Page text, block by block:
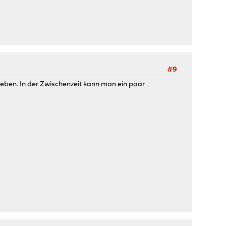
#9
In der Zwischenzeit kann man ein paar